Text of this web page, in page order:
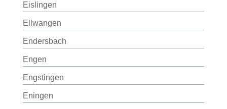
Eislingen
Ellwangen
Endersbach
Engen
Engstingen
Eningen